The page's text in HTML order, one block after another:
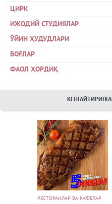
ЦИРК
ИЖОДИЙ СТУДИЯЛАР
ЎЙИН ҲУДУДЛАРИ
БОҒЛАР
ФАОЛ ҲОРДИҚ
РЕСТОРАНЛАР ВА КАФЕЛАР